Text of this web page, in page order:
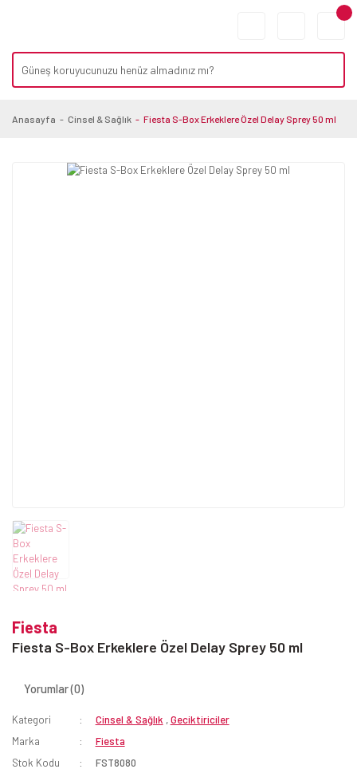
Anasayfa Cinsel & Sağlık Fiesta S-Box Erkeklere Özel Delay Sprey 50 ml
Fiesta
Fiesta S-Box Erkeklere Özel Delay Sprey 50 ml
Yorumlar (0)
Kategori Cinsel & Sağlık ,Geciktiriciler
Marka
Fiesta
Stok Kodu
FST8080